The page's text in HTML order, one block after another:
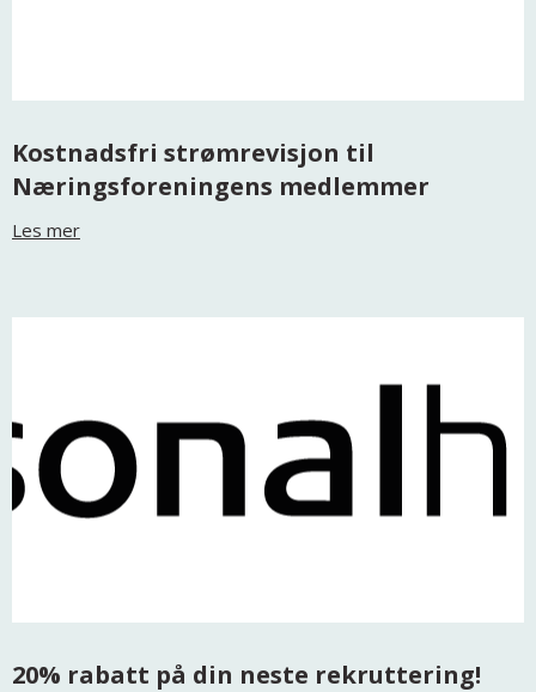
Kostnadsfri strømrevisjon til
Næringsforeningens medlemmer
Les mer
20% rabatt på din neste rekruttering!